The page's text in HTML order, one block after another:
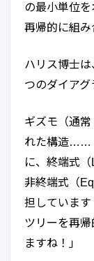
の最小単位
再帰的に組み
ハリス博士
つのダイアグ
ギズモ（通
れた構造……
に、終端式
非終端式（
担しています
ツリーを再帰
ますね！」